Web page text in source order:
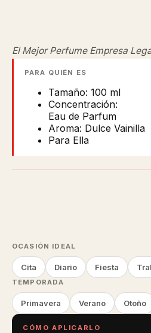
El Mejor Perfume Empresa
PARA QUIÉN ES
Tamaño: 100 ml
Concentración:
Eau de Parfum
Aroma: Dulce Vainilla
Para Ella
OCASIÓN IDEAL
Cita Diario Fiesta
TEMPORADA
Primavera Verano Otoño
CÓMO APLICARLO